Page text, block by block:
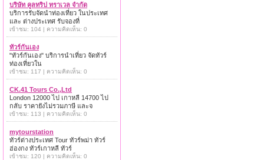
บริษัท คูลทริป ทราเวล จำกัด
บริการรับจัดนำท่องเที่ยว ในประเทศ
และ ต่างประเทศ รับจองที่
เข้าชม: 104 | ความคิดเห็น: 0
ทัวร์กันเอง
"ทัวร์กันเอง" บริการนำเที่ยว จัดทัวร์
ท่องเที่ยวใน
เข้าชม: 117 | ความคิดเห็น: 0
CK.41 Tours Co.,Ltd
London 12000 ไป เกาหลี 14700 ไป
กลับ ราคายังไม่รวมภาษี และจ
เข้าชม: 113 | ความคิดเห็น: 0
mytourstation
ทัวร์ต่างประเทศ Tour ทัวร์พม่า ทัวร์
ฮ่องกง ทัวร์เกาหลี ทัวร์
เข้าชม: 120 | ความคิดเห็น: 0